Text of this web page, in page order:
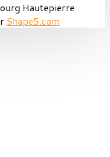
Hautepierre
Shape5.com